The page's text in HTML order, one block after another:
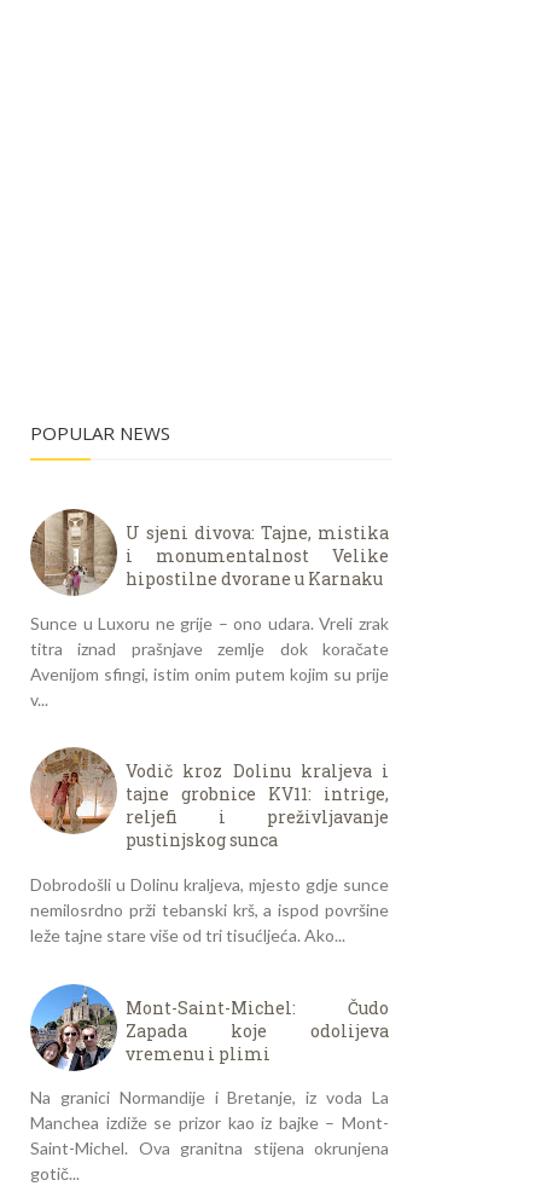
POPULAR NEWS
U sjeni divova: Tajne, mistika
i monumentalnost Velike
hipostilne dvorane u Karnaku
Sunce u Luxoru ne grije – ono udara. Vreli zrak
titra iznad prašnjave zemlje dok koračate
Avenijom sfingi, istim onim putem kojim su prije
v...
Vodič kroz Dolinu kraljeva i
tajne grobnice KV11: intrige,
reljefi i preživljavanje
pustinjskog sunca
Dobrodošli u Dolinu kraljeva, mjesto gdje sunce
nemilosrdno prži tebanski krš, a ispod površine
leže tajne stare više od tri tisućljeća. Ako...
Mont-Saint-Michel: Čudo
Zapada koje odolijeva
vremenu i plimi
Na granici Normandije i Bretanje, iz voda La
Manchea izdiže se prizor kao iz bajke – Mont-
Saint-Michel. Ova granitna stijena okrunjena
gotič...